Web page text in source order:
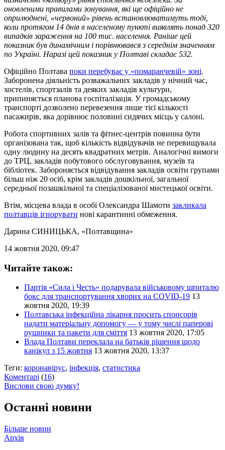
оновленими правилами зонування, які ще офіційно не
оприлюднені, «червоний» рівень встановлюватимуть тоді,
коли протягом 14 днів в населеному пункті виявлять понад 320
випадків зараження на 100 тис. населення. Раніше цей
показник був динамічним і порівнювався з середнім значенням
по Україні. Наразі цей показник у Полтаві складає 532.
Офіційно Полтава поки перебуває у «помаранчевій» зоні.
Заборонена діяльність розважальних закладів у нічний час,
хостелів, спортзалів та деяких закладів культури,
припиняється планова госпіталізація. У громадському
транспорті дозволено перевезення лише тієї кількості
пасажирів, яка дорівнює половині сидячих місць у салоні.
Робота спортивних залів та фітнес-центрів повинна бути
організована так, щоб кількість відвідувачів не перевищувала
одну людину на десять квадратних метрів. Аналогічні вимоги
до ТРЦ, закладів побутового обслуговування, музеїв та
бібліотек. Забороняється відвідування закладів освіти групами
більш ніж 20 осіб, крім закладів дошкільної, загальної
середньої позашкільної та спеціалізованої мистецької освіти.
Втім, місцева влада в особі Олександра Шамоти закликала
полтавців ігнорувати нові карантинні обмеження.
Дарина СИНИЦЬКА, «Полтавщина»
14 жовтня 2020, 09:47
Читайте також:
Партія «Сила і Честь» подарувала військовому шпиталю
бокс для транспортування хворих на COVID-19 13
жовтня 2020, 19:39
Полтавська інфекційна лікарня просить спонсорів
надати матеріальну допомогу — у тому числі паперові
рушники та пакети для сміття 13 жовтня 2020, 17:05
Влада Полтави переклала на батьків рішення щодо
канікул з 15 жовтня 13 жовтня 2020, 13:37
Теги: коронавірус, інфекція, статистика
Коментарі (16)
Вислови свою думку!
Останні новини
Більше новин
Архів